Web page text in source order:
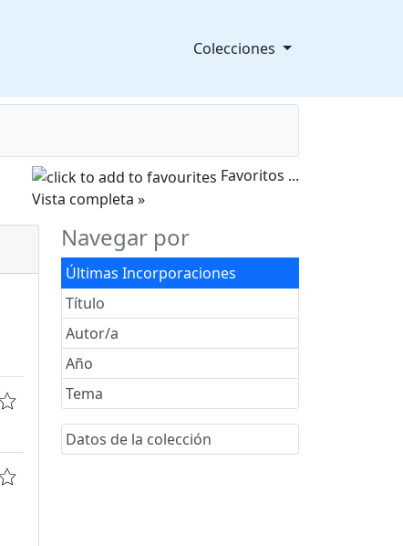
Colecciones
Favoritos ...
Vista completa »
Navegar por
Últimas Incorporaciones
Título
Autor/a
Año
Tema
Datos de la colección